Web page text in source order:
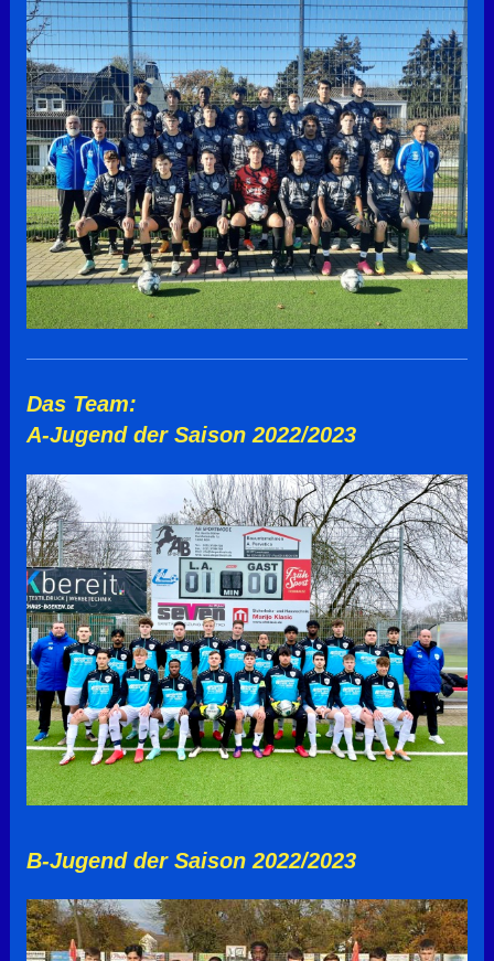
Das Team:
A-Jugend der Saison 2022/2023
B-Jugend der Saison 2022/2023